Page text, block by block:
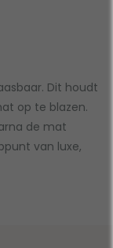
Dit houdt
op te blazen.
de mat
van luxe,